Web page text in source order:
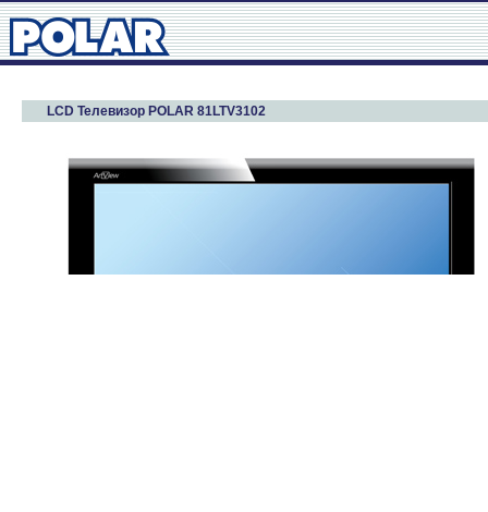
LCD Телевизор POLAR 81LTV3102